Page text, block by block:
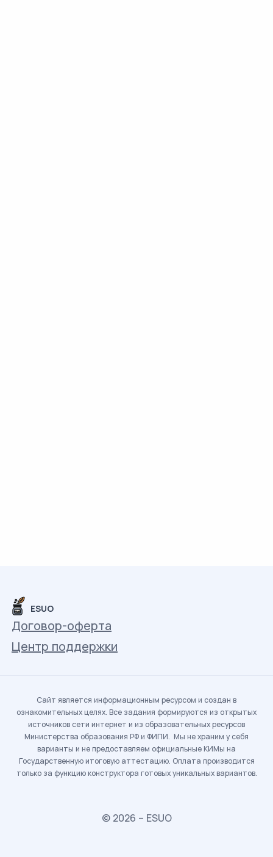
ESUO
Договор-оферта
Центр поддержки
Сайт является информационным ресурсом и создан в
ознакомительных целях. Все задания формируются из открытых
источников сети интернет и из образовательных ресурсов
Министерства образования РФ и ФИПИ. Мы не храним у себя
варианты и не предоставляем официальные КИМы на
Государственную итоговую аттестацию. Оплата производится
только за функцию конструктора готовых уникальных вариантов.
© 2026 – ESUO